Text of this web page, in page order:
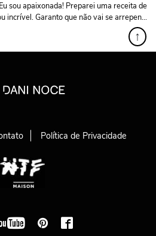
sou apaixonada! Preparei uma receita de
incrível. Garanto que não vai se arrepen...
↑
Política de Privacidade